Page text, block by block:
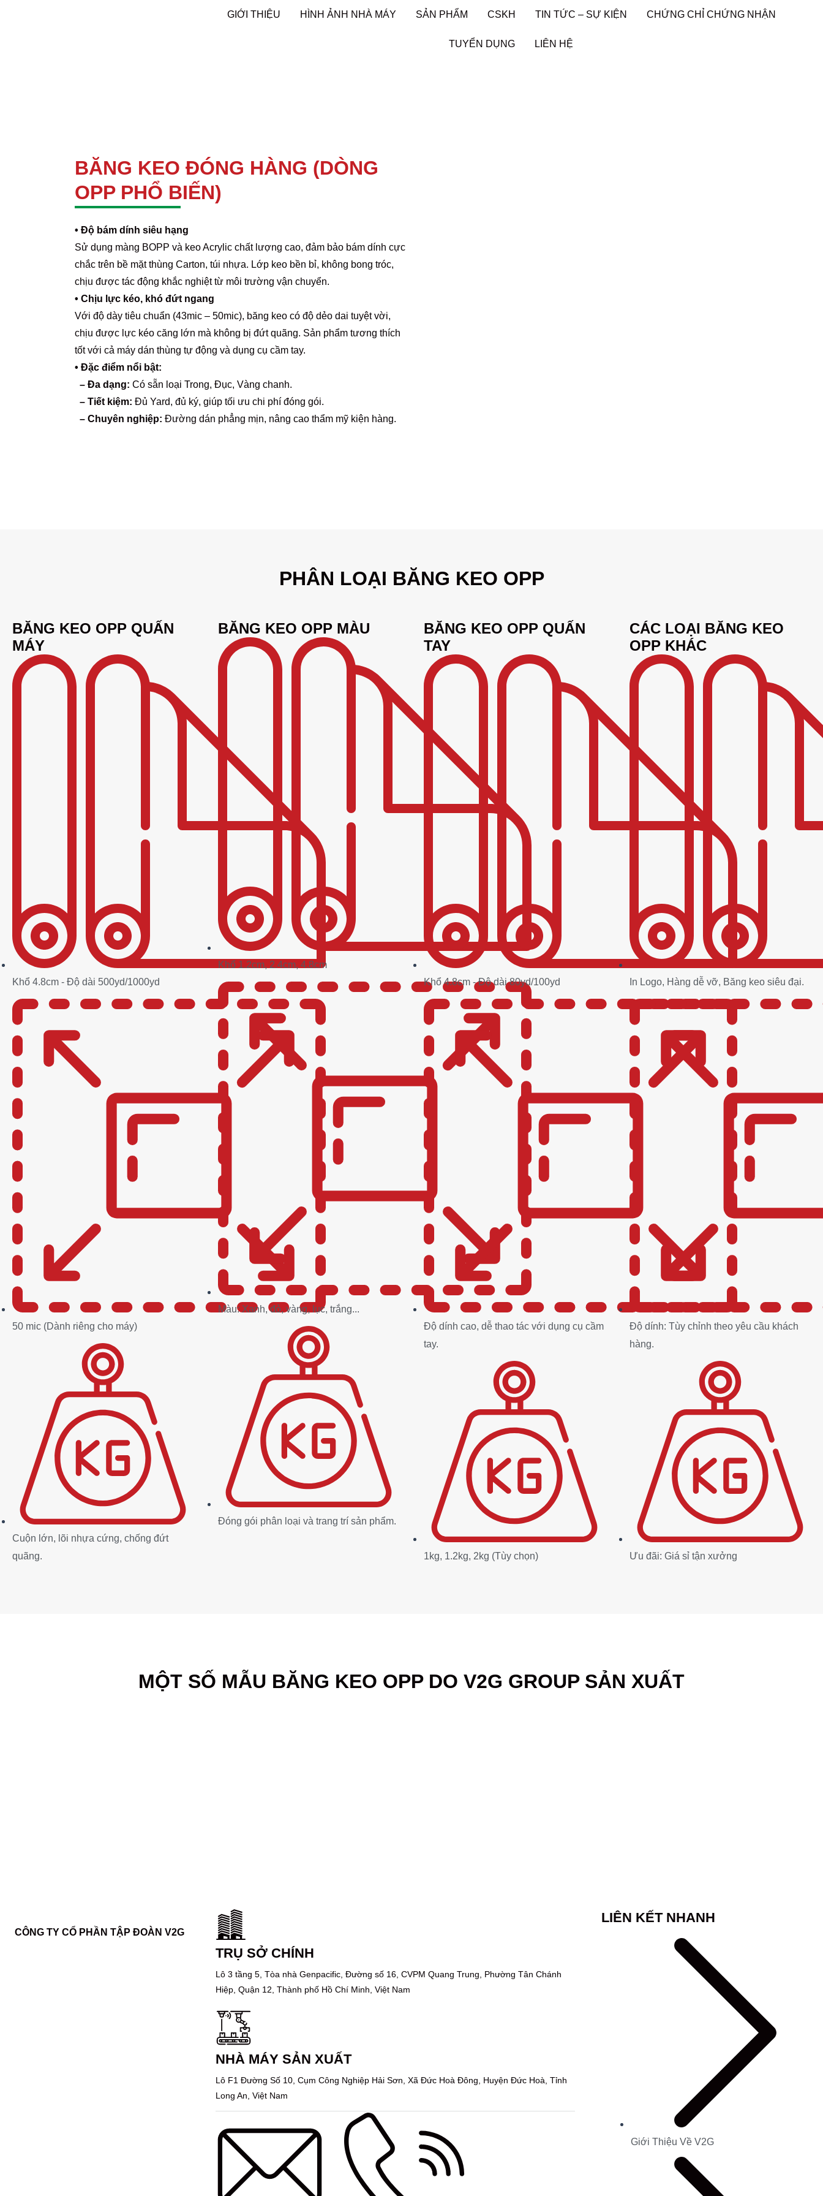
GIỚI THIỆU HÌNH ẢNH NHÀ MÁY SẢN PHẨM CSKH TIN TỨC – SỰ KIỆN CHỨNG CHỈ CHỨNG NHẬN
TUYỂN DỤNG LIÊN HỆ
BĂNG KEO ĐÓNG HÀNG (DÒNG
OPP PHỔ BIẾN)
• Độ bám dính siêu hạng
Sử dụng màng BOPP và keo Acrylic chất lượng cao, đảm bảo bám dính cực
chắc trên bề mặt thùng Carton, túi nhựa. Lớp keo bền bỉ, không bong tróc,
chịu được tác động khắc nghiệt từ môi trường vận chuyển.
• Chịu lực kéo, khó đứt ngang
Với độ dày tiêu chuẩn (43mic – 50mic), băng keo có độ dẻo dai tuyệt vời,
chịu được lực kéo căng lớn mà không bị đứt quãng. Sản phẩm tương thích
tốt với cả máy dán thùng tự động và dụng cụ cầm tay.
• Đặc điểm nổi bật:
– Đa dạng: Có sẵn loại Trong, Đục, Vàng chanh.
– Tiết kiệm: Đủ Yard, đủ ký, giúp tối ưu chi phí đóng gói.
– Chuyên nghiệp: Đường dán phẳng mịn, nâng cao thẩm mỹ kiện hàng.
PHÂN LOẠI BĂNG KEO OPP
BĂNG KEO OPP QUẤN
MÁY
Khổ 4.8cm - Độ dài 500yd/1000yd
50 mic (Dành riêng cho máy)
Cuộn lớn, lõi nhựa cứng, chống đứt
quãng.
BĂNG KEO OPP MÀU
Khổ 1.2cm, 2.4cm, 4.8cm
Màu: Xanh, đỏ, vàng, lục, trắng...
Đóng gói phân loại và trang trí sản phẩm.
BĂNG KEO OPP QUẤN
TAY
Khổ 4.8cm - Độ dài 80yd/100yd
Độ dính cao, dễ thao tác với dụng cụ cầm
tay.
1kg, 1.2kg, 2kg (Tùy chọn)
CÁC LOẠI BĂNG KEO
OPP KHÁC
In Logo, Hàng dễ vỡ, Băng keo siêu đại.
Độ dính: Tùy chỉnh theo yêu cầu khách
hàng.
Ưu đãi: Giá sỉ tận xưởng
MỘT SỐ MẪU BĂNG KEO OPP DO V2G GROUP SẢN XUẤT
CÔNG TY CỔ PHẦN TẬP ĐOÀN V2G
TRỤ SỞ CHÍNH
Lô 3 tầng 5, Tòa nhà Genpacific, Đường số 16, CVPM Quang Trung, Phường Tân Chánh
Hiệp, Quận 12, Thành phố Hồ Chí Minh, Việt Nam
NHÀ MÁY SẢN XUẤT
Lô F1 Đường Số 10, Cụm Công Nghiệp Hải Sơn, Xã Đức Hoà Đông, Huyện Đức Hoà, Tỉnh
Long An, Việt Nam
LIÊN KẾT NHANH
Giới Thiệu Về V2G